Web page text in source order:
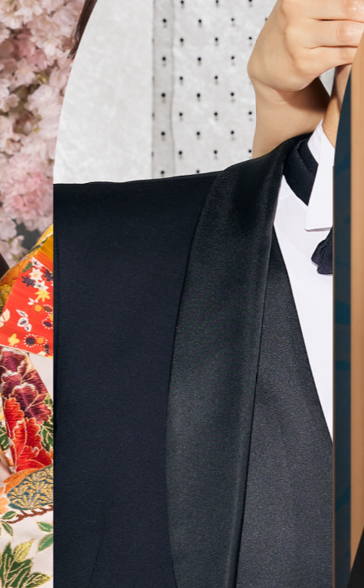
無料相談予約
来店・オンライン
に入
最後
た！